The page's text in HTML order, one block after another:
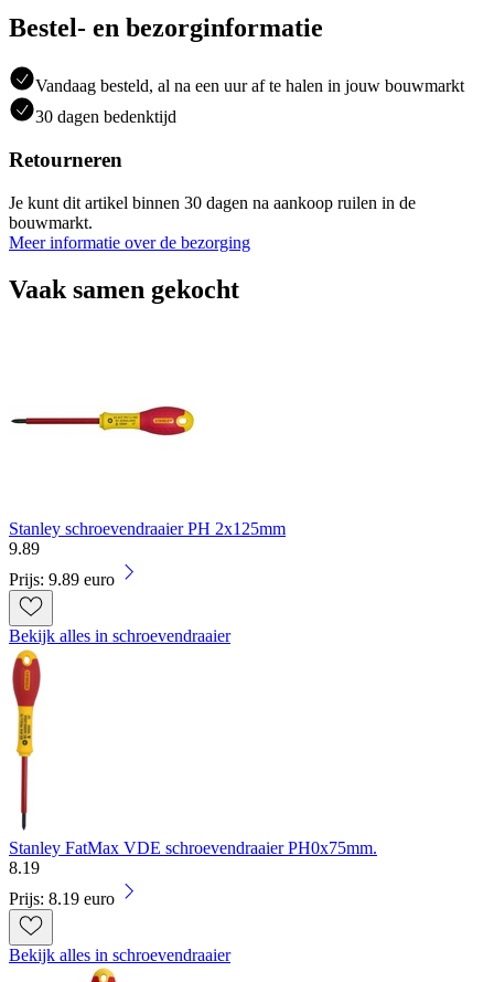
Bestel- en bezorginformatie
Vandaag besteld, al na een uur af te halen in jouw bouwmarkt
30 dagen bedenktijd
Retourneren
Je kunt dit artikel binnen 30 dagen na aankoop ruilen in de
bouwmarkt.
Meer informatie over de bezorging
Vaak samen gekocht
Stanley schroevendraaier PH 2x125mm
9.89
Prijs: 9.89 euro
Bekijk alles in schroevendraaier
Stanley FatMax VDE schroevendraaier PH0x75mm.
8.19
Prijs: 8.19 euro
Bekijk alles in schroevendraaier